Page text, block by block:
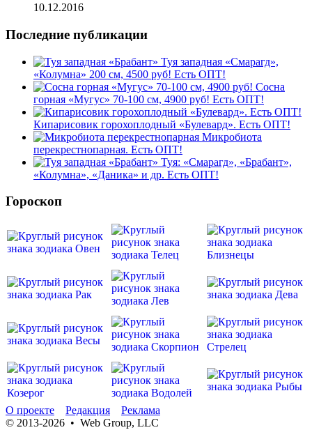
10.12.2016
Последние публикации
Туя западная «Смарагд»,
«Колумна» 200 см, 4500 руб! Есть ОПТ!
Сосна
горная «Мугус» 70-100 см, 4900 руб! Есть ОПТ!
Кипарисовик горохоплодный «Булевард». Есть ОПТ!
Микробиота
перекрестнопарная. Есть ОПТ!
Туя: «Смарагд», «Брабант»,
«Колумна», «Даника» и др. Есть ОПТ!
Гороскоп
О проекте Редакция
Реклама
© 2013-2026 • Web Group, LLC